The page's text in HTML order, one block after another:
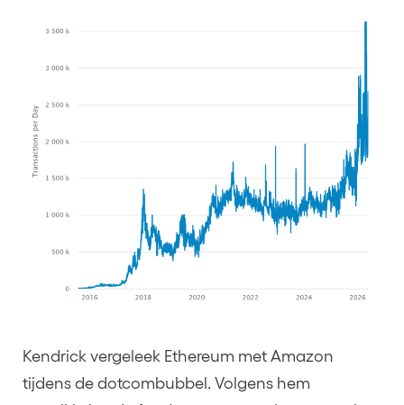
Kendrick vergeleek Ethereum met Amazon
tijdens de dotcombubbel. Volgens hem